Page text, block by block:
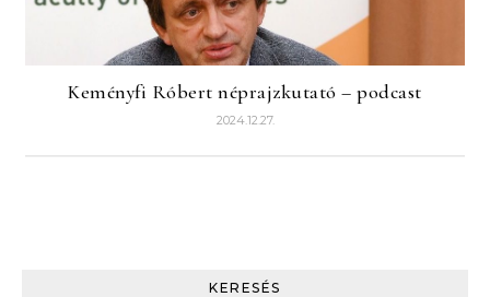
Keményfi Róbert néprajzkutató – podcast
2024.12.27.
KERESÉS